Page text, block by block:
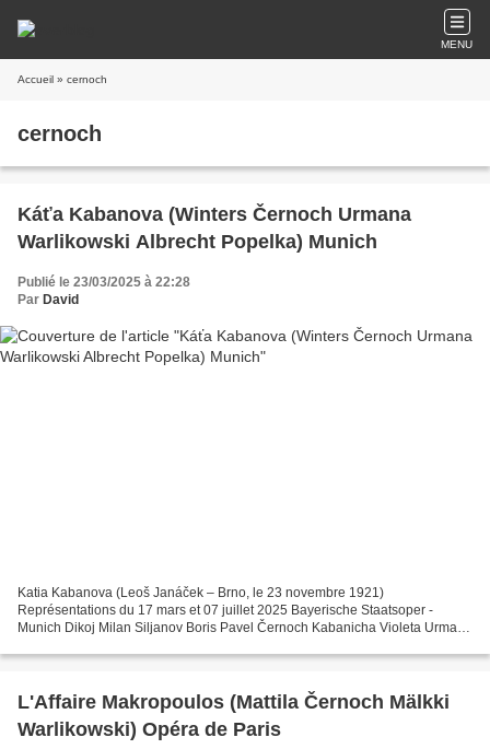
MENU
Accueil » cernoch
cernoch
Káťa Kabanova (Winters Černoch Urmana
Warlikowski Albrecht Popelka) Munich
Publié le 23/03/2025 à 22:28
Par David
Katia Kabanova (Leoš Janáček – Brno, le 23 novembre 1921)
Représentations du 17 mars et 07 juillet 2025 Bayerische Staatsoper -
Munich Dikoj Milan Siljanov Boris Pavel Černoch Kabanicha Violeta Urmana
L'Affaire Makropoulos (Mattila Černoch Mälkki
Warlikowski) Opéra de Paris